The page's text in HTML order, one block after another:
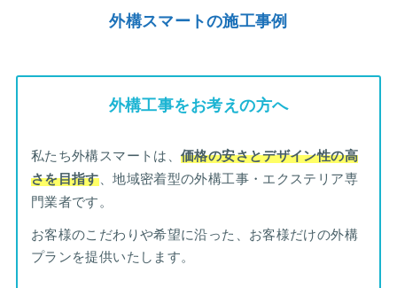
外構スマートの施工事例
外構工事をお考えの方へ
私たち外構スマートは、価格の安さとデザイン性の高
さを目指す、地域密着型の外構工事・エクステリア専
門業者です。
お客様のこだわりや希望に沿った、お客様だけの外構
プランを提供いたします。